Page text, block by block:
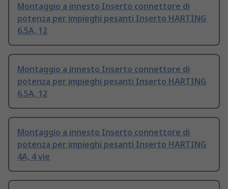
Montaggio a innesto Inserto connettore di
potenza per impieghi pesanti Inserto HARTING
6.5A, 12
Montaggio a innesto Inserto connettore di
potenza per impieghi pesanti Inserto HARTING
6.5A, 12
Montaggio a innesto Inserto connettore di
potenza per impieghi pesanti Inserto HARTING
4A, 4 vie